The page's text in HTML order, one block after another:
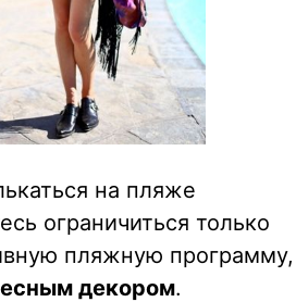
на пляже
ограничиться только
пляжную программу,
декором.